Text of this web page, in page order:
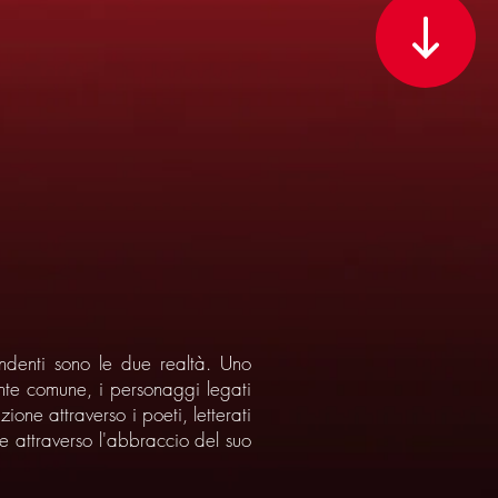
sono le due realtà. Uno
comune, i personaggi legati
attraverso i poeti, letterati
attraverso l'abbraccio del suo